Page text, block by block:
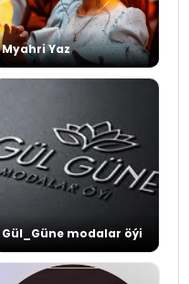
Myahri Yaz
Gül_Güne modalar öýi